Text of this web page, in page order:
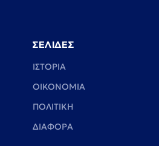
ΣΕΛΙΔΕΣ
ΙΣΤΟΡΙΑ
ΟΙΚΟΝΟΜΙΑ
ΠΟΛΙΤΙΚΗ
ΔΙΑΦΟΡΑ